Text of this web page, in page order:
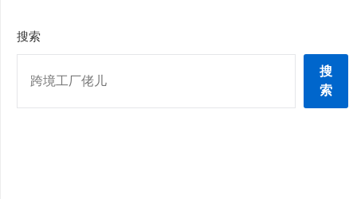
搜索
搜
索